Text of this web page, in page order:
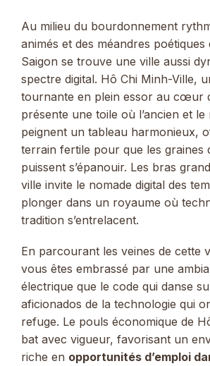
Au milieu du bourdonnement
animés et des méandres poétiques
Saigon se trouve une ville aussi
spectre digital. Hô Chi Minh-Ville,
tournante en plein essor au cœur
présente une toile où l’ancien et le
peignent un tableau harmonieux,
terrain fertile pour que les graines
puissent s’épanouir. Les bras
ville invite le nomade digital des
plonger dans un royaume où
tradition s’entrelacent.
En parcourant les veines de cette
vous êtes embrassé par une
électrique que le code qui danse
aficionados de la technologie qui
refuge. Le pouls économique de
bat avec vigueur, favorisant un
riche en opportunités d’emploi